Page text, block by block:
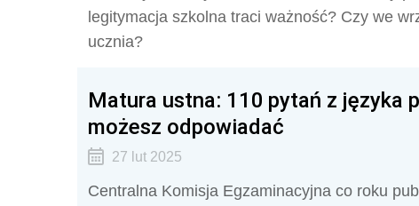
legitymacja szkolna traci ważność? Czy we
ucznia?
Matura ustna: 110 pytań z języka
możesz odpowiadać
27 lut 2025
Centralna Komisja Egzaminacyjna co roku